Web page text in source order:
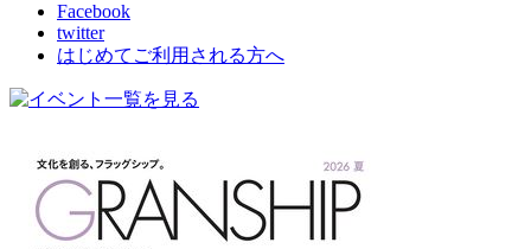
Facebook
twitter
はじめてご利用される方へ